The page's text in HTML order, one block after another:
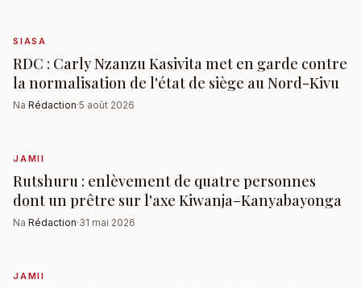
SIASA
RDC : Carly Nzanzu Kasivita met en garde contre
la normalisation de l'état de siège au Nord-Kivu
Na Rédaction·5 août 2026
JAMII
Rutshuru : enlèvement de quatre personnes
dont un prêtre sur l'axe Kiwanja–Kanyabayonga
Na Rédaction·31 mai 2026
JAMII